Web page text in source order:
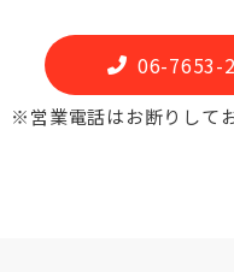
06-7653-
※営業電話はお断りして